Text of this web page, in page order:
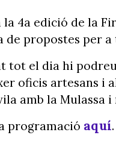
la 4a edició de la
de propostes per a
tot el dia hi
oficis artesans i
amb la Mulassa i
programació aquí.